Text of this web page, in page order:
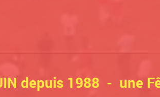
depuis 1988 - une